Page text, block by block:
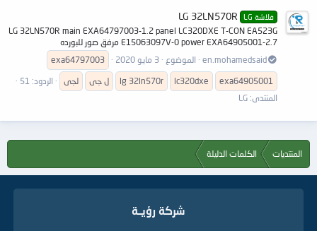
فلاشة LG LG 32LN570R
LG 32LN570R main EXA64797003-1.2 panel LC320DXE T-CON EA523G
E15063097V-0 power EXA64905001-2.7 مرفق صور للبورده
en.mohamedsaid
الموضوع 3 مايو 2020
exa64797003
exa64905001
lc320dxe
lg 32ln570r ل جى لجى
الردود: 51
المنتدى: LG
المنتديات الكلمات الدليلة
شركة رؤيــة